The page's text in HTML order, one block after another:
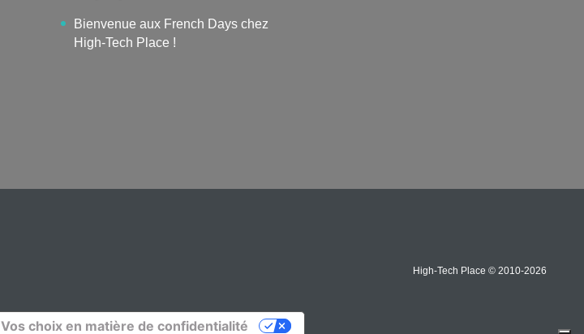
Bienvenue aux French Days chez
High-Tech Place !
High-Tech Place © 2010-2026
Vos choix en matière de confidentialité